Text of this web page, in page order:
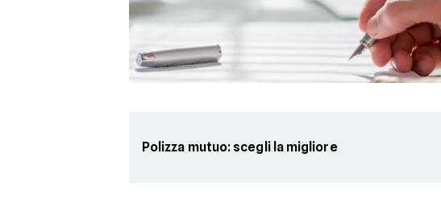
Polizza mutuo: scegli la migliore